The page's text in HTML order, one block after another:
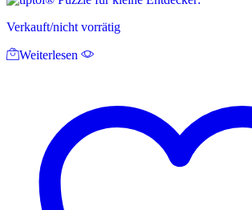
Verkauft/nicht vorrätig
Weiterlesen